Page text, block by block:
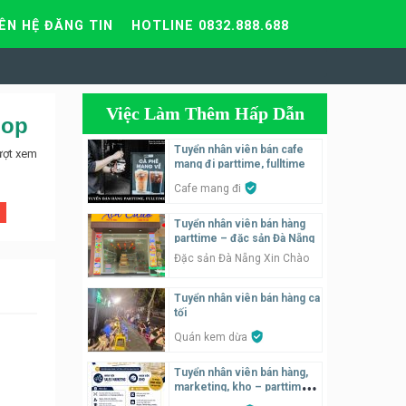
HỆ ĐĂNG TIN HOTLINE 0832.888.688
xem
Việc Làm Thêm Hấp Dẫn
Tuyển nhân viên bán cafe
mang đi parttime, fulltime
Cafe mang đi
Tuyển nhân viên bán hàng
parttime – đặc sản Đà Nẵng
Đặc sản Đà Nẵng Xin Chào
Tuyển nhân viên bán hàng ca
tối
Quán kem dừa
Tuyển nhân viên bán hàng,
marketing, kho – parttime,